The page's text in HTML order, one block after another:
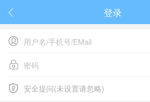
 登录


 安全提问(未设置请忽略)